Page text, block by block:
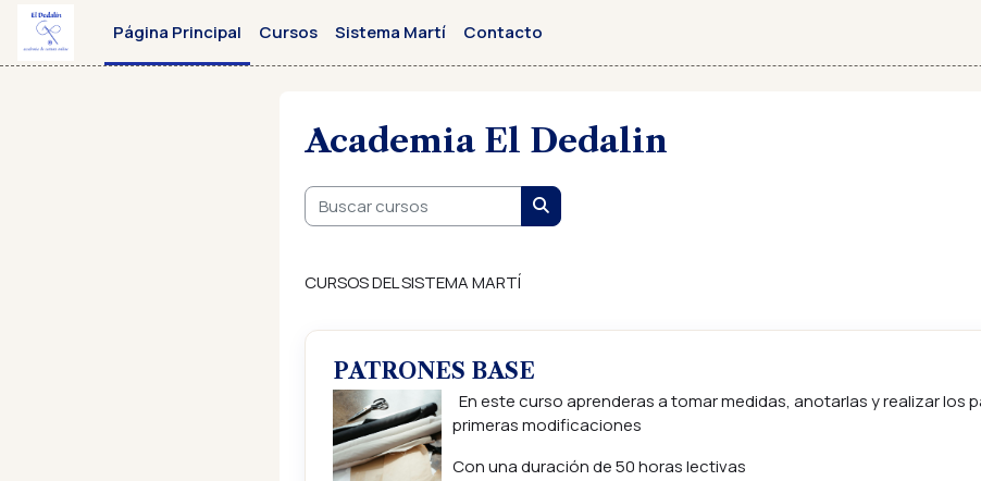
Salta al contenido principal
Página Principal
Cursos Sistema Martí Contacto
Academia El Dedalin
Buscar cursos
Buscar cursos
CURSOS DEL SISTEMA MARTÍ
PATRONES BASE
En este curso aprenderas a tomar medidas, anotarlas y realizar los
primeras modificaciones
Con una duración de 50 horas lectivas